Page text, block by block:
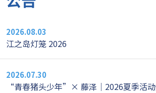
2026.08.03
江之岛灯笼 2026
2026.07.30
“青春猪头少年”× 藤泽｜2026夏季活